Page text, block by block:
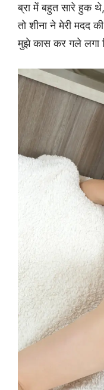
ब्रा में बहुत सारे हुक
तो शीना ने मेरी मदद
मुझे कास कर गले लगा